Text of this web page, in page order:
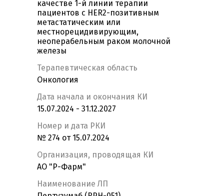
качестве 1-й линии терапии
пациентов с HER2-позитивным
метастатическим или
местнорецидивирующим,
неоперабельным раком молочной
железы
Терапевтическая область
Онкология
Дата начала и окончания КИ
15.07.2024 - 31.12.2027
Номер и дата РКИ
№ 274 от 15.07.2024
Организация, проводящая КИ
АО "Р-Фарм"
Наименование ЛП